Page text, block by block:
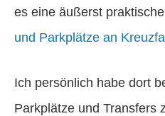
es eine äußerst
und Parkplätze an
Ich persönlich habe dort
Parkplätze und Transfers